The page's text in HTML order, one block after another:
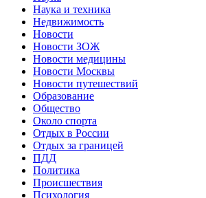
Наука и техника
Недвижимость
Новости
Новости ЗОЖ
Новости медицины
Новости Москвы
Новости путешествий
Образование
Общество
Около спорта
Отдых в России
Отдых за границей
ПДД
Политика
Происшествия
Психология